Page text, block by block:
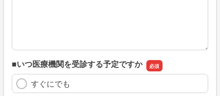
■いつ医療機関を受診する予定ですか
すぐにでも